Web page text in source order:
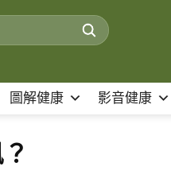
圖解健康 影音健康